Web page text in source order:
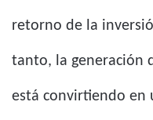
retorno de la
tanto, la generación
está convirtiendo en